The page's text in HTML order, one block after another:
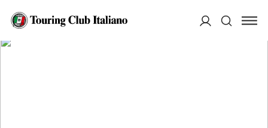
HOME
LA LLAVOR DELS ORÍGENS